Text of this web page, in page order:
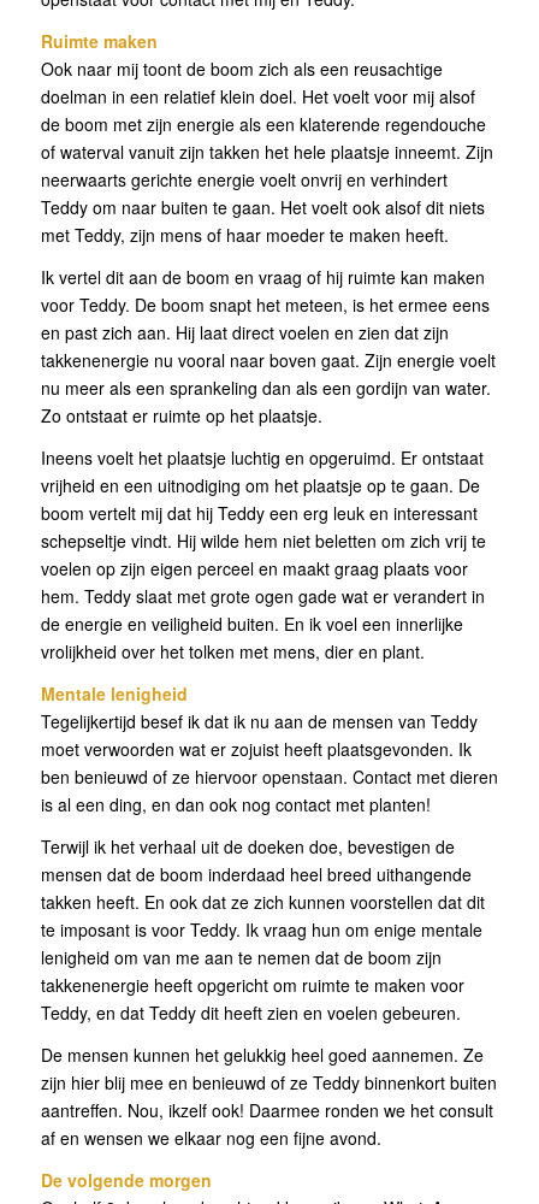
Ruimte maken
Ook naar mij toont de boom zich als een reusachtige
doelman in een relatief klein doel. Het voelt voor mij alsof
de boom met zijn energie als een klaterende regendouche
of waterval vanuit zijn takken het hele plaatsje inneemt. Zijn
neerwaarts gerichte energie voelt onvrij en verhindert
Teddy om naar buiten te gaan. Het voelt ook alsof dit niets
met Teddy, zijn mens of haar moeder te maken heeft.
Ik vertel dit aan de boom en vraag of hij ruimte kan maken
voor Teddy. De boom snapt het meteen, is het ermee eens
en past zich aan. Hij laat direct voelen en zien dat zijn
takkenenergie nu vooral naar boven gaat. Zijn energie voelt
nu meer als een sprankeling dan als een gordijn van water.
Zo ontstaat er ruimte op het plaatsje.
Ineens voelt het plaatsje luchtig en opgeruimd. Er ontstaat
vrijheid en een uitnodiging om het plaatsje op te gaan. De
boom vertelt mij dat hij Teddy een erg leuk en interessant
schepseltje vindt. Hij wilde hem niet beletten om zich vrij te
voelen op zijn eigen perceel en maakt graag plaats voor
hem. Teddy slaat met grote ogen gade wat er verandert in
de energie en veiligheid buiten. En ik voel een innerlijke
vrolijkheid over het tolken met mens, dier en plant.
Mentale lenigheid
Tegelijkertijd besef ik dat ik nu aan de mensen van Teddy
moet verwoorden wat er zojuist heeft plaatsgevonden. Ik
ben benieuwd of ze hiervoor openstaan. Contact met dieren
is al een ding, en dan ook nog contact met planten!
Terwijl ik het verhaal uit de doeken doe, bevestigen de
mensen dat de boom inderdaad heel breed uithangende
takken heeft. En ook dat ze zich kunnen voorstellen dat dit
te imposant is voor Teddy. Ik vraag hun om enige mentale
lenigheid om van me aan te nemen dat de boom zijn
takkenenergie heeft opgericht om ruimte te maken voor
Teddy, en dat Teddy dit heeft zien en voelen gebeuren.
De mensen kunnen het gelukkig heel goed aannemen. Ze
zijn hier blij mee en benieuwd of ze Teddy binnenkort buiten
aantreffen. Nou, ikzelf ook! Daarmee ronden we het consult
af en wensen we elkaar nog een fijne avond.
De volgende morgen